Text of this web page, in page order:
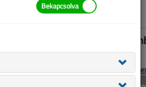
Ez a cikk a VL 2011.
számában jelent meg.